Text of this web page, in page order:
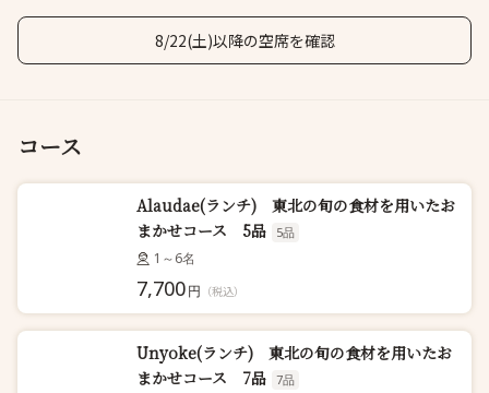
8/22(土)以降の空席を確認
コース
Alaudae(ランチ) 東北の旬の食材を用いたお
まかせコース 5品
5品
1～6名
7,700円 （税込）
Unyoke(ランチ) 東北の旬の食材を用いたお
まかせコース 7品 7品